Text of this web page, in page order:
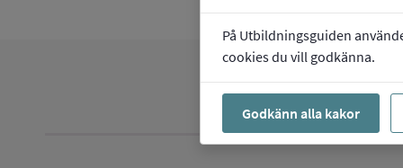
På Utbildningsguiden
cookies du vill godkänna.
Godkänn alla kakor